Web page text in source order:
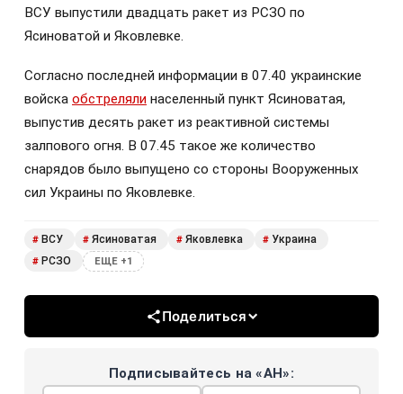
ВСУ выпустили двадцать ракет из РСЗО по
Ясиноватой и Яковлевке.
Согласно последней информации в 07.40 украинские
войска обстреляли населенный пункт Ясиноватая,
выпустив десять ракет из реактивной системы
залпового огня. В 07.45 такое же количество
снарядов было выпущено со стороны Вооруженных
сил Украины по Яковлевке.
# ВСУ # Ясиноватая # Яковлевка # Украина
# РСЗО ЕЩЕ +1
Поделиться
Подписывайтесь на «АН»: